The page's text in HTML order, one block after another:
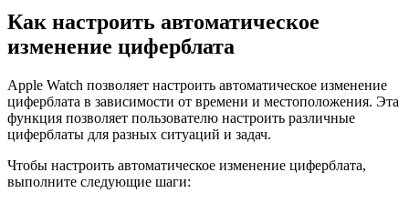
Как настроить автоматическое
изменение циферблата
Apple Watch позволяет настроить автоматическое изменение
циферблата в зависимости от времени и местоположения. Эта
функция позволяет пользователю настроить различные
циферблаты для разных ситуаций и задач.
Чтобы настроить автоматическое изменение циферблата,
выполните следующие шаги: